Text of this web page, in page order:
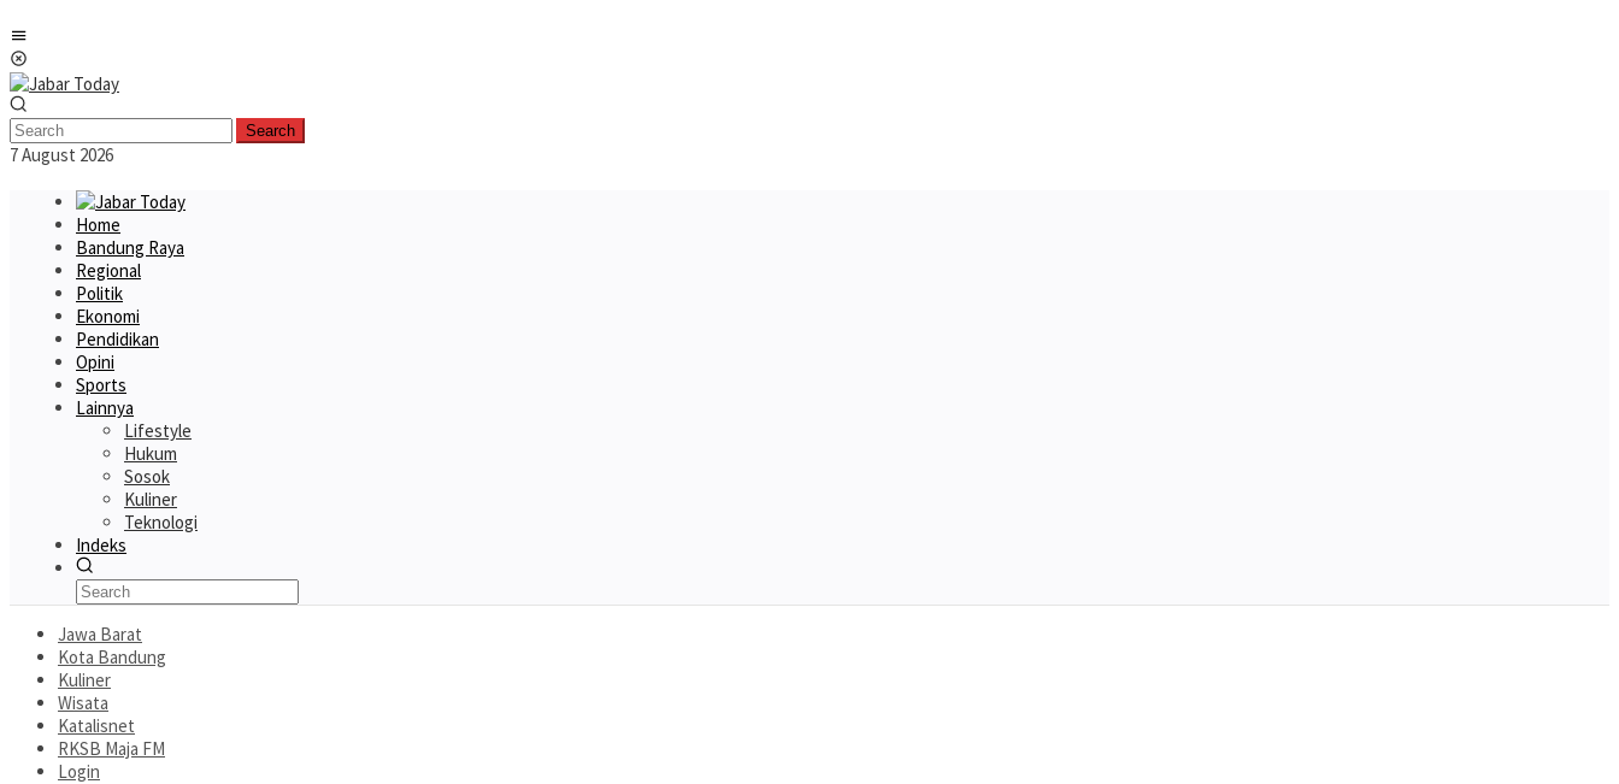
to
content
Search
7 August 2026
Home
Bandung Raya
Regional
Politik
Ekonomi
Pendidikan
Opini
Sports
Lainnya
Lifestyle
Hukum
Sosok
Kuliner
Teknologi
Indeks
Jawa Barat
Kota Bandung
Kuliner
Wisata
Katalisnet
RKSB Maja FM
Login